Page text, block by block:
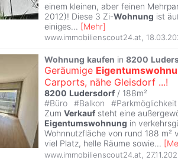
einem kleinen, aber feinen
2012)! Diese 3 Zi-Wohnung ist
einiges... [Mehr]
www.immobilienscout24.at,
Wohnung kaufen in 8200
Geräumige
Carports, nähe Gleisdorf ...!
8200 Ludersdorf / 188m²
#Büro #Balkon #Parkmöglichkeit
Zum Verkauf steht eine
Eigentumswohnung in
Wohnnutzfläche von rund 188
viel Platz, helle Räume sowie... [
www.immobilienscout24.at